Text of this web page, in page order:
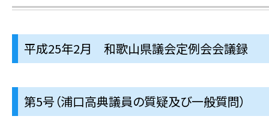
平成25年2月 和歌山県議会定例会会議録
第5号（浦口高典議員の質疑及び一般質問）